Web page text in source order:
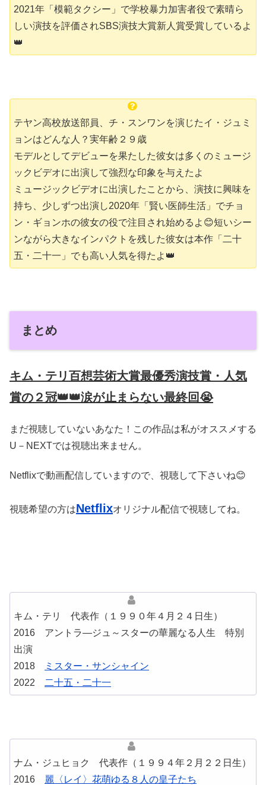
2021年「模範タクシー」で学校暴力加害者役で素晴ら
しい演技を評価されSBS演技大賞新人賞受賞しているよ
👑
テヤン高校放送部員、チ・スンワンを演じたイ・ジュミ
ョンはどんな人？実年齢２９歳
モデルとしてデビューを果たした彼女は多くのミュージ
ックビデオに出演して強烈な印象を与えたよ
ミュージックビデオに出演したことから、演技に興味を
持ち、少しずつ出演し2020年「賢い医師生活」でチョ
ン・ギョンホの彼女の役で注目され始めるよ😊短いシー
ンながら大きなインパクトを残した彼女は本作「二十
五・二十一」でも高い人気を得たよ👑
まとめ
キム・テリ百想芸術大賞最優秀演技賞・人気
賞の２冠👑👑涙が止まらない最終回😭
まだ視聴していないあなた！この作品は私がオススメする
U－NEXTでは視聴出来ません。
Netflixで動画配信していますので、視聴して下さいね😊
視聴希望の方はNetflixオリジナル配信で視聴してね。
キム・テリ 代表作（１９９０年４月２４日生）
2016 アントラ―ジュ～スターの華麗なる人生 特別
出演
2018
ミスター・サンシャイン
2022
二十五・二十一
ナム・ジュヒョク 代表作（１９９４年２月２２日生）
2016
麗〈レイ〉花萌ゆる８人の皇子たち